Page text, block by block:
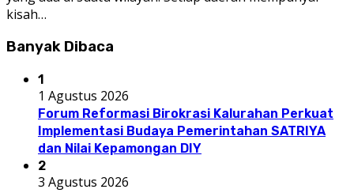
kisah…
Banyak Dibaca
1
1 Agustus 2026
Forum Reformasi Birokrasi Kalurahan Perkuat
Implementasi Budaya Pemerintahan SATRIYA
dan Nilai Kepamongan DIY
2
3 Agustus 2026